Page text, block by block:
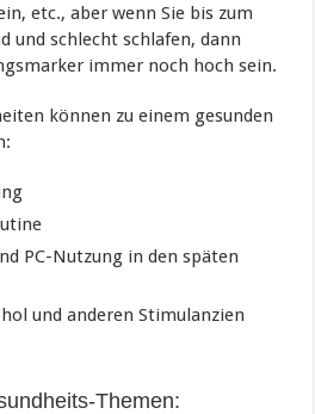
etc., aber wenn Sie bis zum
und schlecht schlafen, dann
immer noch hoch sein.
können zu einem gesunden
PC-Nutzung in den späten
und anderen Stimulanzien
Themen: